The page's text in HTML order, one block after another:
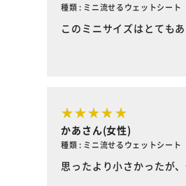
種類 : ミニ流せるウェットシート
このミニサイズはとても
かあさん(女性)
種類 : ミニ流せるウェットシート
思ったより小さかったが